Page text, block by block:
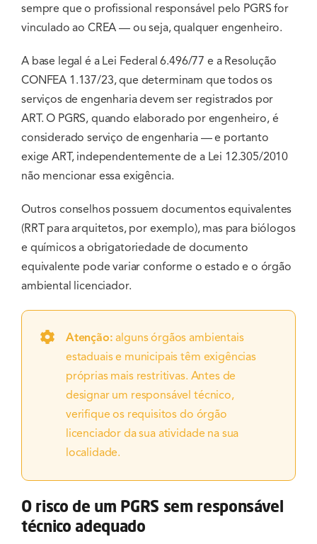
sempre que o profissional responsável pelo PGRS for
vinculado ao CREA — ou seja, qualquer engenheiro.
A base legal é a Lei Federal 6.496/77 e a Resolução
CONFEA 1.137/23, que determinam que todos os
serviços de engenharia devem ser registrados por
ART. O PGRS, quando elaborado por engenheiro, é
considerado serviço de engenharia — e portanto
exige ART, independentemente de a Lei 12.305/2010
não mencionar essa exigência.
Outros conselhos possuem documentos equivalentes
(RRT para arquitetos, por exemplo), mas para biólogos
e químicos a obrigatoriedade de documento
equivalente pode variar conforme o estado e o órgão
ambiental licenciador.
Atenção: alguns órgãos ambientais
estaduais e municipais têm exigências
próprias mais restritivas. Antes de
designar um responsável técnico,
verifique os requisitos do órgão
licenciador da sua atividade na sua
localidade.
O risco de um PGRS sem responsável
técnico adequado